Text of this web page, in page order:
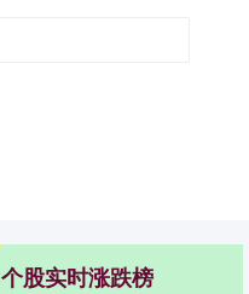
个股实时涨跌榜